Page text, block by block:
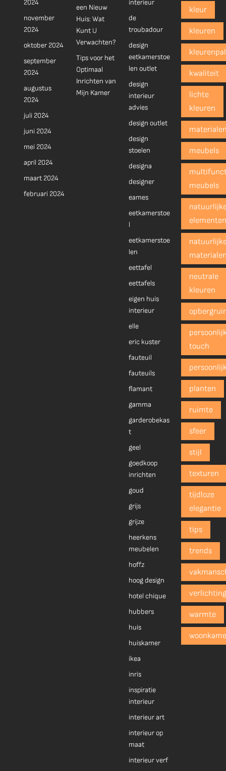
2024
november
2024
oktober 2024
september
2024
augustus
2024
juli 2024
juni 2024
mei 2024
april 2024
maart 2024
februari 2024
een Nieuw
Huis: Wat
Kunt U
Verwachten?
Tips voor het
Optimaal
Inrichten van
Mijn Kamer
interieur
de
troubadour
design
eetkamerstoe
len outlet
design
interieur
advies
design outlet
design
stoelen
designa
designer
eames
eetkamerstoe
l
eetkamerstoe
len
eettafel
eettafels
eigen huis
interieur
elle
eric kuster
fauteuil
fauteuils
flamant
gamma
garderobekas
t
geel
goedkoop
inrichten
goud
grijs
grijze
heerkens
meubelen
hoffz
hoog design
hotel chique
hubbers
huis
huiskamer
ikea
inris
inspiratie
interieur
interieur art
interieur op
maat
interieur verf
kleur
kleuren
kwaliteit
lichte
kleuren
meubels
meubels
neutrale
kleuren
touch
planten
ruimte
sfeer
stijl
texturen
tijdloze
elegantie
tips
trends
warmte